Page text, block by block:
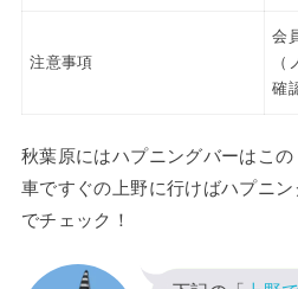
注意事項
会
確
秋葉原にはハプニングバーはこ
車ですぐの上野に行けばハプニ
でチェック！